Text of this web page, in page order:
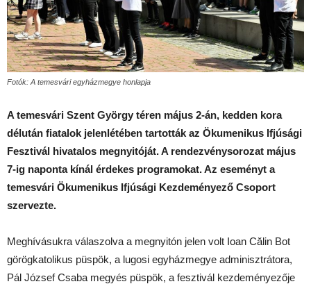
Fotók: A temesvári egyházmegye honlapja
A temesvári Szent György téren május 2-án, kedden kora
délután fiatalok jelenlétében tartották az Ökumenikus Ifjúsági
Fesztivál hivatalos megnyitóját. A rendezvénysorozat május
7-ig naponta kínál érdekes programokat. Az eseményt a
temesvári Ökumenikus Ifjúsági Kezdeményező Csoport
szervezte.
Meghívásukra válaszolva a megnyitón jelen volt Ioan Călin Bot
görögkatolikus püspök, a lugosi egyházmegye adminisztrátora,
Pál József Csaba megyés püspök, a fesztivál kezdeményezője